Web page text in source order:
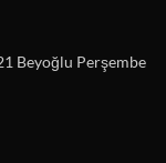
Beyoğlu Perşembe